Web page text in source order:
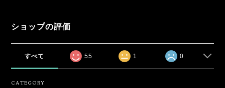
ショップの評価
すべて 55 1 0
CATEGORY